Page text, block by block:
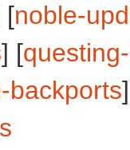
[noble-
] [
backports